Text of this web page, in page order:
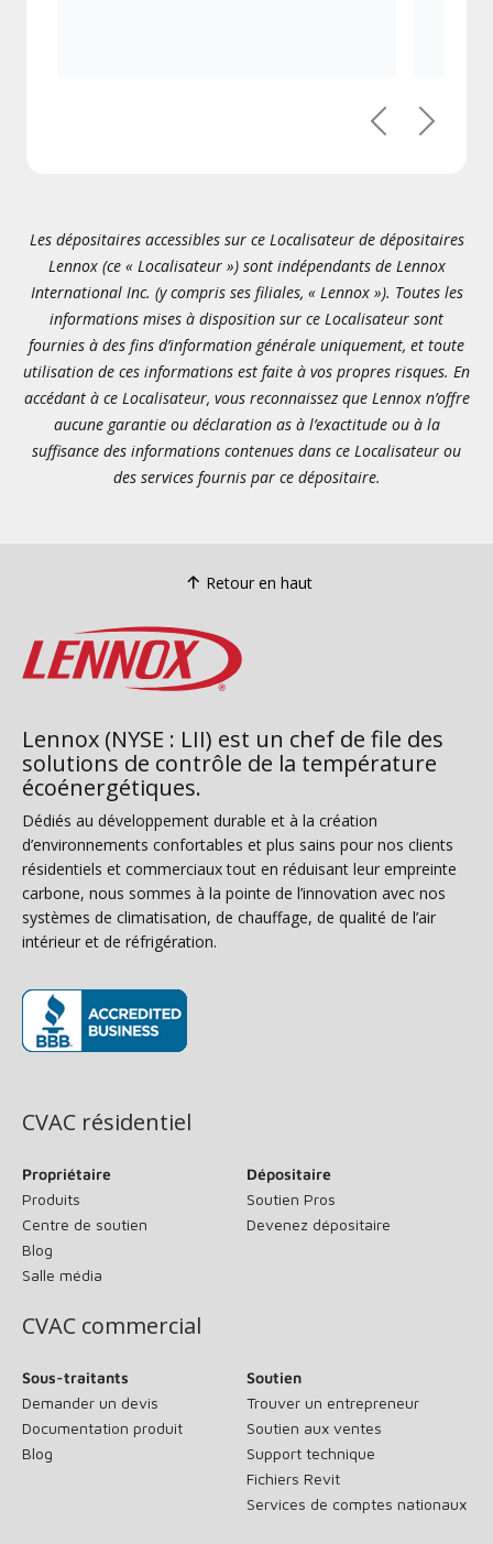
PrécédentSuivant
Les dépositaires accessibles sur ce Localisateur de dépositaires
Lennox (ce « Localisateur ») sont indépendants de Lennox
International Inc. (y compris ses filiales, « Lennox »). Toutes les
informations mises à disposition sur ce Localisateur sont
fournies à des fins d’information générale uniquement, et toute
utilisation de ces informations est faite à vos propres risques. En
accédant à ce Localisateur, vous reconnaissez que Lennox n’offre
aucune garantie ou déclaration as à l’exactitude ou à la
suffisance des informations contenues dans ce Localisateur ou
des services fournis par ce dépositaire.
Retour en haut
Lennox (NYSE : LII) est un chef de file des
solutions de contrôle de la température
écoénergétiques.
Dédiés au développement durable et à la création
d’environnements confortables et plus sains pour nos clients
résidentiels et commerciaux tout en réduisant leur empreinte
carbone, nous sommes à la pointe de l’innovation avec nos
systèmes de climatisation, de chauffage, de qualité de l’air
intérieur et de réfrigération.
CVAC résidentiel
Propriétaire
Produits
Centre de soutien
Blog
Salle média
Dépositaire
Soutien Pros
Devenez dépositaire
CVAC commercial
Sous-traitants
Demander un devis
Documentation produit
Blog
Soutien
Trouver un entrepreneur
Soutien aux ventes
Support technique
Fichiers Revit
Services de comptes nationaux